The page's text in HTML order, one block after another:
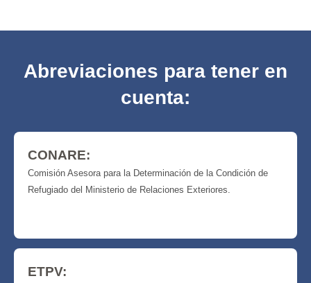
Abreviaciones para tener en
cuenta:
CONARE:
Comisión Asesora para la Determinación de la Condición de
Refugiado del Ministerio de Relaciones Exteriores.
ETPV: